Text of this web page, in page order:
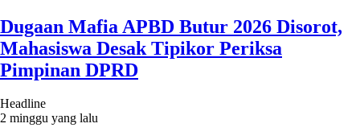
Dugaan Mafia APBD Butur 2026 Disorot,
Mahasiswa Desak Tipikor Periksa
Pimpinan DPRD
Headline
2 minggu yang lalu